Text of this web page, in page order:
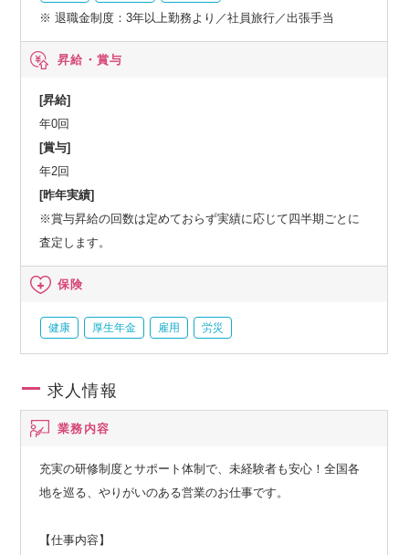
※ 退職金制度：3年以上勤務より／社員旅行／出張手当
昇給・賞与
[昇給]
年0回
[賞与]
年2回
[昨年実績]
※賞与昇給の回数は定めておらず実績に応じて四半期ごとに
査定します。
保険
健康 厚生年金 雇用 労災
求人情報
業務内容
充実の研修制度とサポート体制で、未経験者も安心！全国各
地を巡る、やりがいのある営業のお仕事です。
【仕事内容】